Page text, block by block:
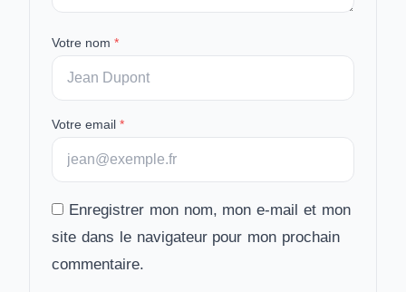
Votre nom *
Votre email *
Enregistrer mon nom, mon e-mail et mon
site dans le navigateur pour mon prochain
commentaire.